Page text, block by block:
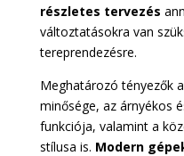
részletes tervezés
változtatásokra van
tereprendezésre.
Meghatározó tényezők
minősége, az árnyékos
funkciója, valamint a
stílusa is. Modern